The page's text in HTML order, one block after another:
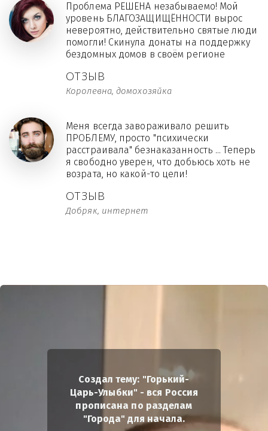
ОТЗЫВ
Королевна, домохозяйка
Проблема РЕШЕНА незабываемо! Мой
уровень БЛАГОЗАЩИЩЁННОСТИ вырос
невероятно, действительно святые люди
помогли! Скинула донаты на поддержку
бездомных домов в своём регионе
ОТЗЫВ
Добряк, интернет
Меня всегда завораживало решить
ПРОБЛЕМУ, просто "психически
расстраивала" безнаказанность ... Теперь
я свободно уверен, что добьюсь хоть не
возрата, но какой-то цели!
Создал тему: "Горький-
Царь-Улыбки" - вся Россия
прописана по разделам
"Города" для начала.